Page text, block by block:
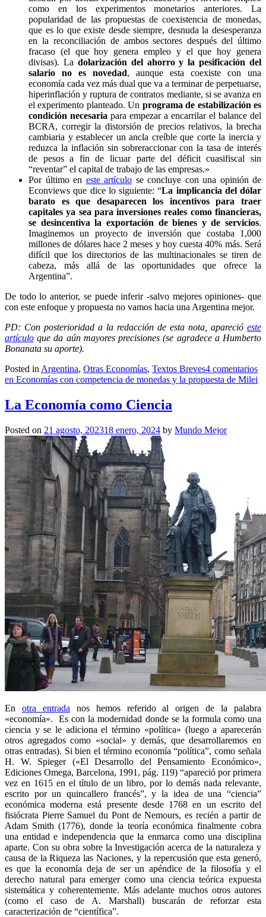
como en los experimentos monetarios anteriores. La
popularidad de las propuestas de coexistencia de monedas,
que es lo que existe desde siempre, desnuda la desesperanza
en la reconciliación de ambos sectores después del último
fracaso (el que hoy genera empleo y el que hoy genera
divisas). La dolarización del ahorro y la pesificación del
salario no es novedad, aunque esta coexiste con una
economía cada vez más dual que va a terminar de perpetuarse,
hiperinflación y ruptura de contratos mediante, si se avanza en
el experimento planteado. Un programa de estabilización es
condición necesaria para empezar a encarrilar el balance del
BCRA, corregir la distorsión de precios relativos, la brecha
cambiaria y establecer un ancla creíble que corte la inercia y
reduzca la inflación sin sobreraccionar con la tasa de interés
de pesos a fin de licuar parte del déficit cuasifiscal sin
“reventar” el capital de trabajo de las empresas.»
Por último en este artículo se concluye con una opinión de
Econviews que dice lo siguiente: “La implicancia del dólar
barato es que desaparecen los incentivos para traer
capitales ya sea para inversiones reales como financieras,
se desincentiva la exportación de bienes y de servicios.
Imaginemos un proyecto de inversión que costaba 1,000
millones de dólares hace 2 meses y hoy cuesta 40% más. Será
difícil que los directorios de las multinacionales se tiren de
cabeza, más allá de las oportunidades que ofrece la
Argentina”.
De todo lo anterior, se puede inferir -salvo mejores opiniones- que
con este enfoque y propuesta no vamos hacia una Argentina mejor.
PD: Con posterioridad a la redacción de esta nota, apareció este
artículo que da aún mayores precisiones (se agradece a Humberto
Bonanata su aporte).
Posted in Argentina, Otras Economías, Textos Breves4 comentarios
en Economías con competencia de monedas y la propuesta de Milei
La Economía como Ciencia
Posted on 21 agosto, 202318 enero, 2024 by Mundo Mejor
En otra entrada nos hemos referido al origen de la palabra
«economía». Es con la modernidad donde se la formula como una
ciencia y se le adiciona el término «política» (luego a aparecerán
otros agregados como «social» y demás, que desarrollaremos en
otras entradas). Si bien el término economía “política”, como señala
H. W. Spieger («El Desarrollo del Pensamiento Económico»,
Ediciones Omega, Barcelona, 1991, pág. 119) “apareció por primera
vez en 1615 en el título de un libro, por lo demás nada relevante,
escrito por un quincallero francés”, y la idea de una “ciencia”
económica moderna está presente desde 1768 en un escrito del
fisiócrata Pierre Samuel du Pont de Nemours, es recién a partir de
Adam Smith (1776), donde la teoría económica finalmente cobra
una entidad e independencia que la enmarca como una disciplina
aparte. Con su obra sobre la Investigación acerca de la naturaleza y
causa de la Riqueza las Naciones, y la repercusión que esta generó,
es que la economía deja de ser un apéndice de la filosofía y el
derecho natural para emerger como una ciencia teórica expuesta
sistemática y coherentemente. Más adelante muchos otros autores
(como el caso de A. Marshall) buscarán de reforzar esta
caracterización de “científica”.